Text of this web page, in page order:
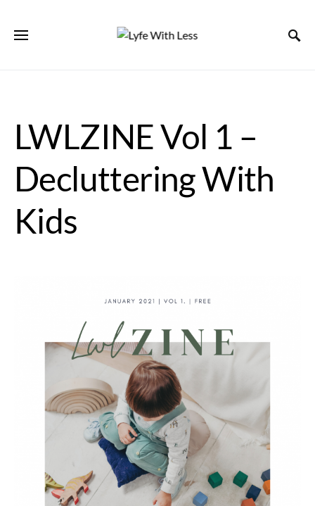
LWLZINE Vol 1 –
Decluttering With
Kids